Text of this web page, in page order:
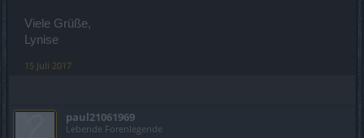
Viele Grüße,
Lynise
15 Juli 2017
paul21061969
Lebende Forenlegende